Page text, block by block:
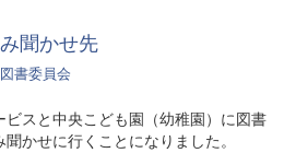
聞かせ先
図書委員会
スと中央こども園（幼稚園）に図書
かせに行くことになりました。